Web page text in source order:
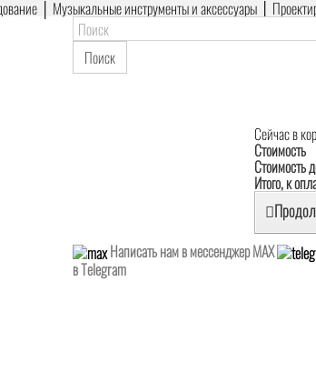
│ Музыкальные инструменты и аксессуары │
Поиск
Сейчас в
Стоимость
Стоимость
Итого, к
Написать нам в мессенджер MAX
в Telegram